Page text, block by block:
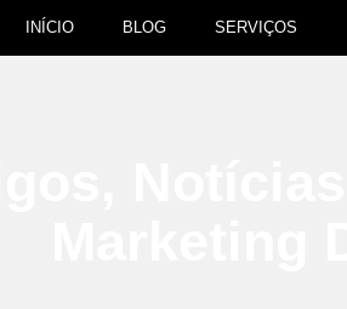
INÍCIO BLOG SERVIÇOS